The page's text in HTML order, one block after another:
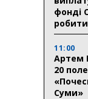
фонді
11:00
Артем
20
Суми»